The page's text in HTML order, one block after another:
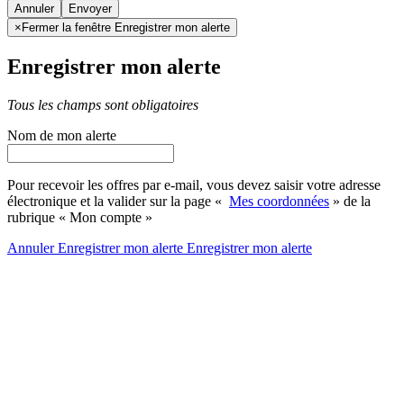
Annuler
× Fermer la fenêtre Enregistrer mon alerte
Enregistrer mon alerte
Tous les champs sont obligatoires
Nom de mon alerte
Pour recevoir les offres par e-mail, vous devez saisir votre adresse
électronique et la valider sur la page « Mes coordonnées » de la
rubrique « Mon compte »
AnnulerEnregistrer mon alerte Enregistrermon alerte